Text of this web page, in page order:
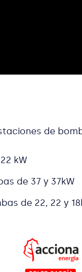
de
kW
de 37 y 37kW
de 22, 22 y